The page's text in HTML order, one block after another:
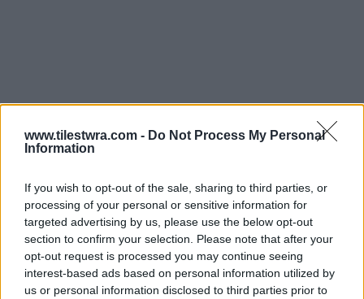
www.tilestwra.com - Do Not Process My Personal
Information
If you wish to opt-out of the sale, sharing to third parties, or
processing of your personal or sensitive information for
targeted advertising by us, please use the below opt-out
section to confirm your selection. Please note that after your
opt-out request is processed you may continue seeing
interest-based ads based on personal information utilized by
us or personal information disclosed to third parties prior to